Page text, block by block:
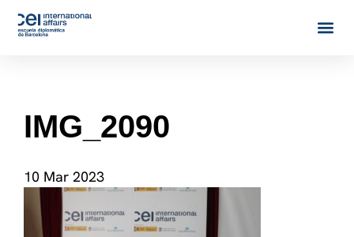
IMG_2090
10 Mar 2023